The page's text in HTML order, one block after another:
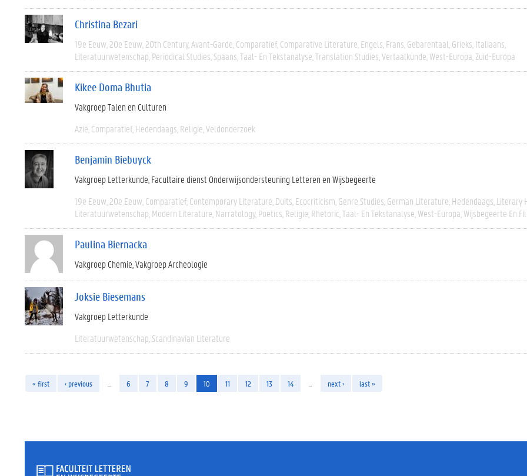
Christina Bezari
19e Eeuw 20e Eeuw 20th Century Avant-Garde Comparatief Comparative Literature Engels Frans Gebarentaal Grieks Italiaans
Literatuurwetenschap Periodical Studies Spaans Taal- En Tekstanalyse Translation Studies Vertaalkunde West-Europa Zuid-Europa
Kikee Doma Bhutia
Vakgroep Talen en Culturen
Azië Comparatief Hedendaags Religie Veldonderzoek
Benjamin Biebuyck
Vakgroep Letterkunde Facultaire dienst Onderwijsondersteuning Letteren en Wijsbegeerte
19e Eeuw 20e Eeuw Comparatief Contemporary Literature Duits Ecocriticism Genre Studies German Literature Hedendaags Literary
Literatuurwetenschap Modern Literature Narratology Poetics Religie Rhetoric Taal- En Tekstanalyse West-Europa Wijsbegeerte En
Paulina Biernacka
Vakgroep Chemie Vakgroep Archeologie
Joksie Biesemans
Vakgroep Letterkunde
Literatuurwetenschap Scandinavian Literature
« first ‹ previous 6 7 8 9 10 11 12 13 14 next › last »